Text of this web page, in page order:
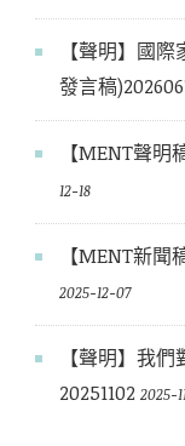
【聲明】國
發言稿
【MENT聲明
12-18
【MENT新
2025-12-07
【聲明】我
20251102 2025-